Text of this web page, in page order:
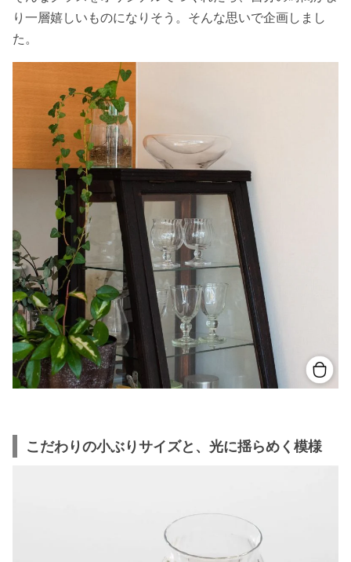
り一層嬉しいものになりそう。そんな思いで企画しまし
た。
こだわりの小ぶりサイズと、光に揺らめく模様